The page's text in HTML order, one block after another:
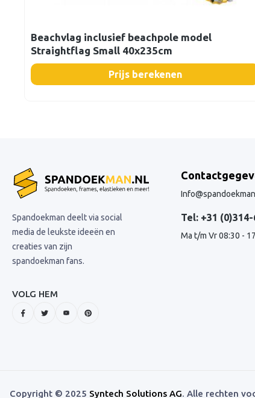
Beachvlag inclusief beachpole model
Straightflag Small 40x235cm
Prijs berekenen
Spandoekman deelt via social
media de leukste ideeën en
creaties van zijn
spandoekman fans.
VOLG HEM
Tel: +31 (0)314-
Ma t/m Vr 08:30 -
Copyright © 2025 Syntech Solutions AG. Alle rechten